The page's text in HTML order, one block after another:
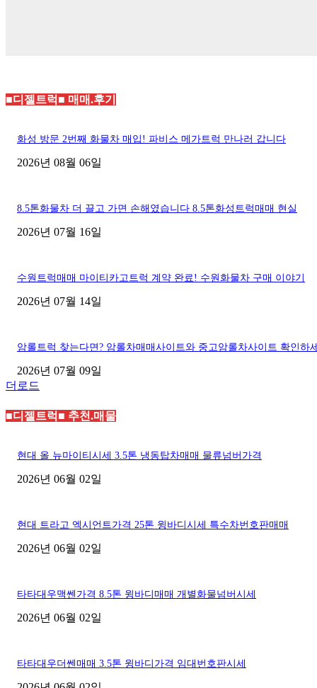
■디젤트럭■ 매매.후기
화성 방문 2번째 화물차 매입! 파비스 메가트럭 만나러 갑니다
2026년 08월 06일
8.5톤화물차 더 끌고 가면 손해였습니다 8.5톤화성트럭매매 현실
2026년 07월 16일
수원트럭매매 마이티카고트럭 계약 완료! 수원화물차 구매 이야기
2026년 07월 14일
암롤트럭 찾는다면? 암롤차매매사이트와 중고암롤차사이트 확인하
2026년 07월 09일
더로드
■디젤트럭■ 추천.매물
현대 올 뉴마이티시세 3.5톤 냉동탑차매매 물류넘버가격
2026년 06월 02일
현대 트라고 엑시언트가격 25톤 윙바디시세 특수차번호판매매
2026년 06월 02일
타타대우맥쎈가격 8.5톤 윙바디매매 개별화물넘버시세
2026년 06월 02일
타타대우더쎈매매 3.5톤 윙바디가격 임대번호판시세